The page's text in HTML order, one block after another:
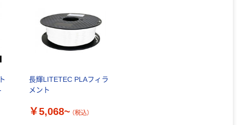
長輝LITETEC PLAフィラ
メント
￥5,068~ （税込）
プラス カラー
レーザー用紙
（税込）
コピー用紙 ア